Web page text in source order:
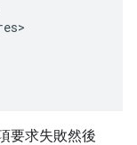
要求失敗然後